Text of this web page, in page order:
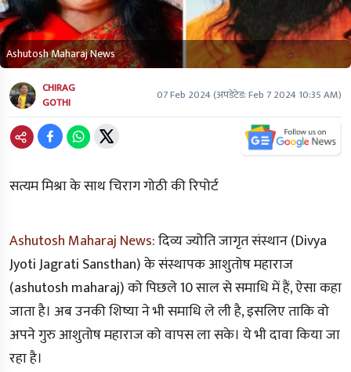
Ashutosh Maharaj News
CHIRAG
GOTHI
07 Feb 2024(अपडेटेड:Feb 7 2024 10:35 AM)
सत्यम मिश्रा के साथ चिराग गोठी की रिपोर्ट
Ashutosh Maharaj News:दिव्य ज्योति जागृत संस्थान (Divya
Jyoti Jagrati Sansthan) के संस्थापक आशुतोष महाराज
(ashutosh maharaj) को पिछले 10 साल से समाधि में हैं, ऐसा कहा
जाता है। अब उनकी शिष्या ने भी समाधि ले ली है, इसलिए ताकि वो
अपने गुरु आशुतोष महाराज को वापस ला सके। ये भी दावा किया जा
रहा है।